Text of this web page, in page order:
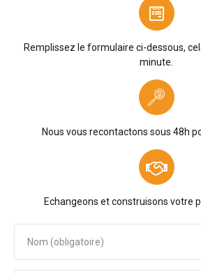
Remplissez le formulaire ci-dessous,
minute.
Nous vous recontactons sous 48h
Echangeons et construisons votre